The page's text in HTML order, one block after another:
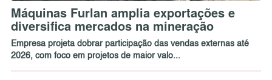
Máquinas Furlan amplia exportações e
diversifica mercados na mineração
Empresa projeta dobrar participação das vendas externas até
2026, com foco em projetos de maior valo...